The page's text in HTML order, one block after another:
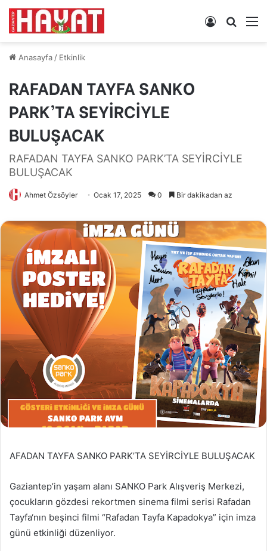
Arama
Kayıt
Anasayfa/ Etkinlik
RAFADAN TAYFA SANKO
PARK’TA SEYİRCİYLE
BULUŞACAK
RAFADAN TAYFA SANKO PARK’TA SEYİRCİYLE
BULUŞACAK
Ahmet Özsöyler Ocak 17, 2025 0 Bir dakikadan az
AFADAN TAYFA SANKO PARK’TA SEYİRCİYLE BULUŞACAK
Gaziantep’in yaşam alanı SANKO Park Alışveriş Merkezi,
çocukların gözdesi rekortmen sinema filmi serisi Rafadan
Tayfa‘nın beşinci filmi “Rafadan Tayfa Kapadokya” için imza
günü etkinliği düzenliyor.